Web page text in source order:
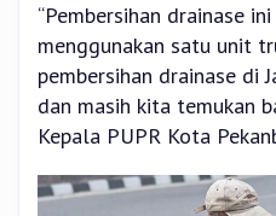
“Pembersihan drainase
menggunakan satu unit
pembersihan drainase di
dan masih kita temukan
Kepala PUPR Kota